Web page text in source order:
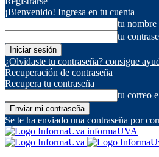
¡Bienvenido! Ingresa en tu cuenta
tu nombre
tu
¿Olvidaste tu contraseña? consigue
Recuperación de contraseña
Recupera tu contraseña
tu correo
Se te ha enviado una contraseña por
informaUVA